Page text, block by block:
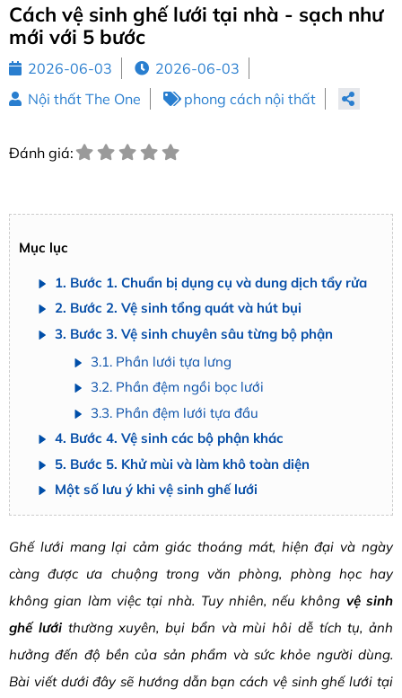
Cách vệ sinh ghế lưới tại nhà - sạch như
mới với 5 bước
2026-06-03
2026-06-03
Nội thất The One
phong cách nội thất
Đánh giá:
Mục lục
1. Bước 1. Chuẩn bị dụng cụ và dung dịch tẩy rửa
2. Bước 2. Vệ sinh tổng quát và hút bụi
3. Bước 3. Vệ sinh chuyên sâu từng bộ phận
3.1. Phần lưới tựa lưng
3.2. Phần đệm ngồi bọc lưới
3.3. Phần đệm lưới tựa đầu
4. Bước 4. Vệ sinh các bộ phận khác
5. Bước 5. Khử mùi và làm khô toàn diện
Một số lưu ý khi vệ sinh ghế lưới
Ghế lưới mang lại cảm giác thoáng mát, hiện đại và ngày
càng được ưa chuộng trong văn phòng, phòng học hay
không gian làm việc tại nhà. Tuy nhiên, nếu không vệ sinh
ghế lướithường xuyên, bụi bẩn và mùi hôi dễ tích tụ, ảnh
hưởng đến độ bền của sản phẩm và sức khỏe người dùng.
Bài viết dưới đây sẽ hướng dẫn bạn cách vệ sinh ghế lưới tại